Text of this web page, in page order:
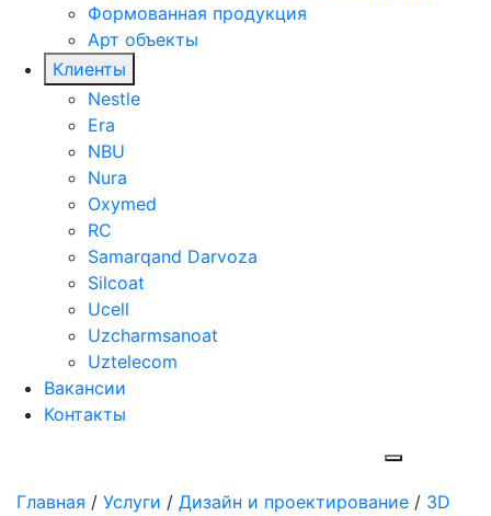
Формованная продукция
Арт объекты
Клиенты
Nestle
Era
NBU
Nura
Oxymed
RC
Samarqand Darvoza
Silcoat
Ucell
Uzcharmsanoat
Uztelecom
Вакансии
Контакты
Главная / Услуги / Дизайн и проектирование / 3D